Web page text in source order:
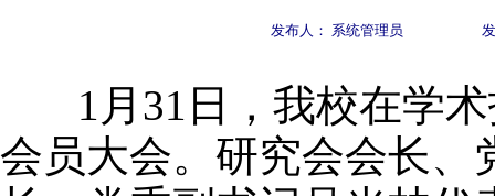
发布人： 系统管理员
1月31日，我校在学术
会员大会。研究会会长、